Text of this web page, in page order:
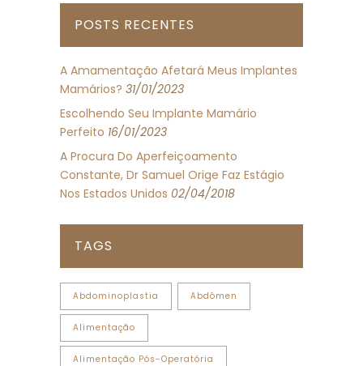
POSTS RECENTES
A Amamentação Afetará Meus Implantes
Mamários? 31/01/2023
Escolhendo Seu Implante Mamário
Perfeito 16/01/2023
A Procura Do Aperfeiçoamento
Constante, Dr Samuel Orige Faz Estágio
Nos Estados Unidos 02/04/2018
TAGS
Abdominoplastia Abdômen
Alimentação
Alimentação Pós-Operatória